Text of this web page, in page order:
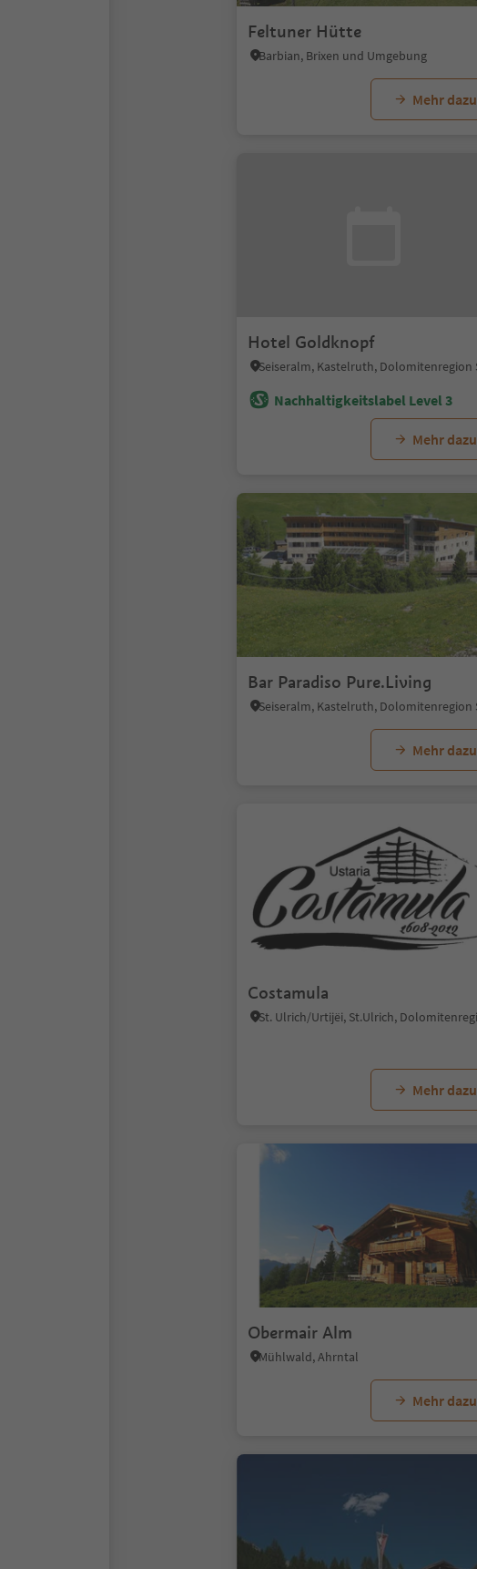
Feltuner Hütte
Barbian, Brixen und Umgebung
Mehr dazu
Hotel Goldknopf
Nachhaltigkeitslabel Level 3
Mehr dazu
Bar Paradiso Pure.Living
Mehr dazu
Costamula
Mehr dazu
Obermair Alm
Mühlwald, Ahrntal
Mehr dazu